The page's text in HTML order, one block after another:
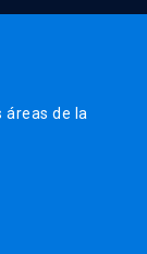
áreas de la